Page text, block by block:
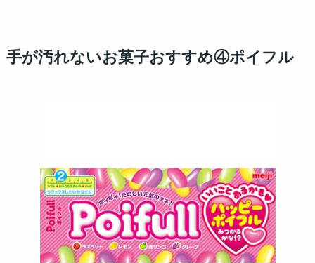
手が汚れないお菓子おすすめ④ポイフル